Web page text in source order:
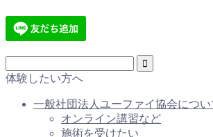
体験したい方へ
一般社団法人ユーファイ協会につい
オンライン講習など
施術を受けたい